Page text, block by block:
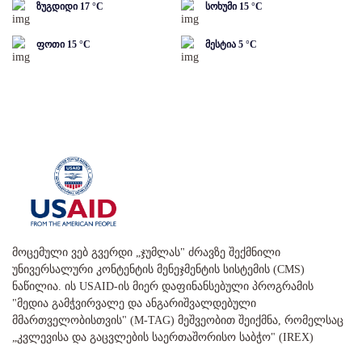
ზუგდიდი 17 °C სოხუმი 15 °C
ფოთი 15 °C მესტია 5 °C
მოცემული ვებ გვერდი „ჯუმლას" ძრავზე შექმნილი
უნივერსალური კონტენტის მენეჯმენტის სისტემის (CMS)
ნაწილია. ის USAID-ის მიერ დაფინანსებული პროგრამის
"მედია გამჭვირვალე და ანგარიშვალდებული
მმართველობისთვის" (M-TAG) მეშვეობით შეიქმნა, რომელსაც
„კვლევისა და გაცვლების საერთაშორისო საბჭო" (IREX)